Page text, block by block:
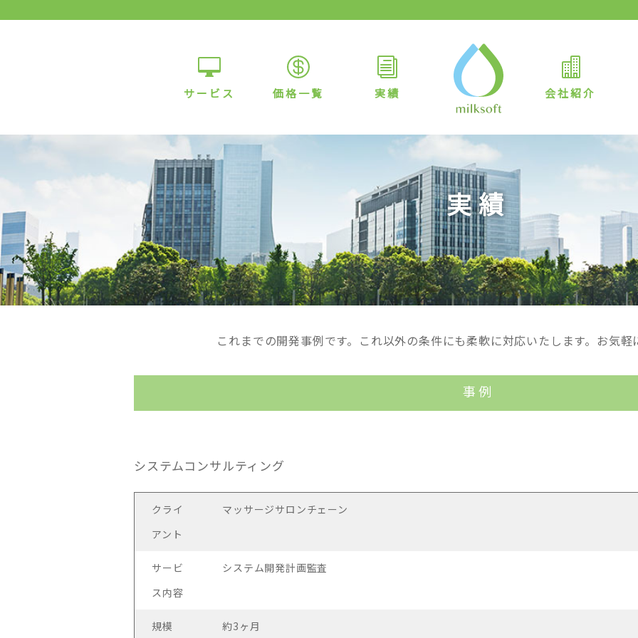
サービス 価格一覧 実績 会社紹介
実績
これまでの開発事例です。これ以外の条件にも柔軟に対応いたします。お気軽
事例
システムコンサルティング
クライ
アント
マッサージサロンチェーン
サービ
ス内容
システム開発計画監査
規模 約3ヶ月